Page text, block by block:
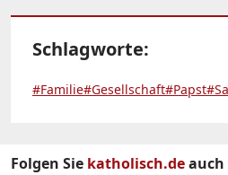
Schlagworte:
#Familie#Gesellschaft#Papst
Folgen Sie katholisch.deauch